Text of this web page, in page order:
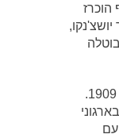
אף הוכרז
יושצ'נקו,
כיאה לסמל, סטפן נולד ב-1 בינואר 1909.
עם